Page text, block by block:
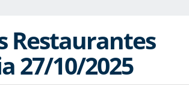
Restaurantes
27/10/2025